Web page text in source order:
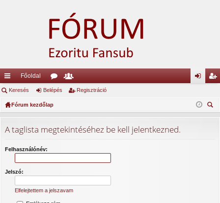
yo
rs
ke
k
Főoldal
ór
u
ok
ag
ép is
Keresés Belépés Regisztráció
Fórum kezdőlap
A taglista megtekintéséhez be kell jelentkezned.
Felhasználónév:
Jelszó:
Elfelejtettem a jelszavam